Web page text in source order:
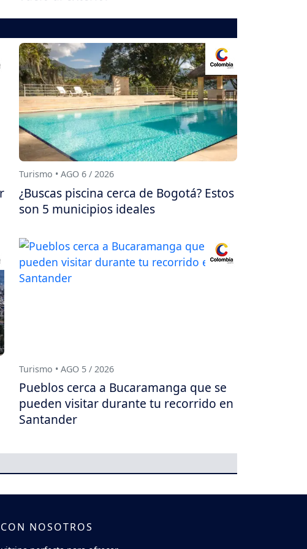
Turismo • AGO 6 / 2026
¿Buscas piscina cerca de Bogotá? Estos
son 5 municipios ideales
Turismo • AGO 5 / 2026
Pueblos cerca a Bucaramanga que se
pueden visitar durante tu recorrido en
Santander
NOSOTROS